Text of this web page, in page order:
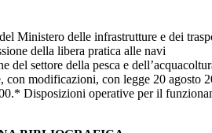
Ministero delle infrastrutture e dei
della libera pratica alle navi
settore della pesca e
modificazioni, con legge 20 agosto
Disposizioni operative per il